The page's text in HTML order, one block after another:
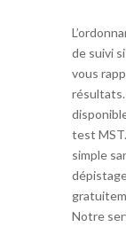
de suivi
vous
test
simple
Notre